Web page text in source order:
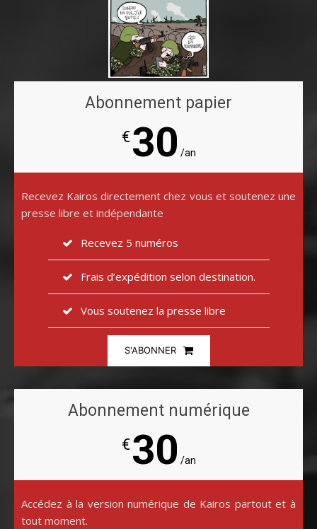
Abonnement papier
€30 /an
Recevez Kairos directement chez vous et soutenez une
presse libre et indépendante
Recevez 5 numéros
Frais d’expédition selon destination.
Vous soutenez la presse libre
S'ABONNER
Abonnement numérique
€30 /an
Accédez à la version numérique de Kairos partout et à
tout moment.